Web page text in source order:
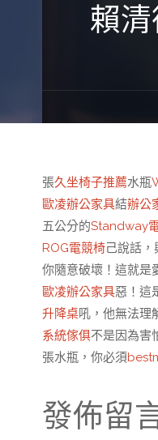
賴
張久坐椅子推薦水瓶
歐凌辦公家具結辦公
五公分的Standway
ROG電競椅己說話
你隨意破壞！這就是
歐凌辦公家具惡！這
升降桌吼，他無法理
系統傢俱不是因為害
張水瓶，你必須
發佈留